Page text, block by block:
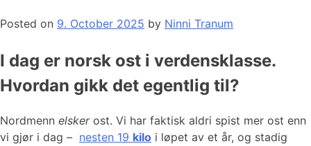
Posted on 9. October 2025 by Ninni Tranum
I dag er norsk ost i verdensklasse.
Hvordan gikk det egentlig til?
Nordmenn elskerost. Vi har faktisk aldri spist mer ost enn
vi gjør i dag – nesten 19 kilo i løpet av et år, og stadig